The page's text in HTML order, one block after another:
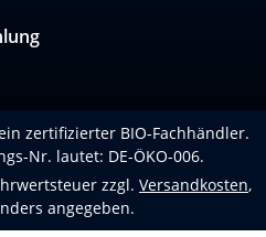
zertifizierter BIO-Fachhändler.
Nr. lautet: DE-ÖKO-006.
zzgl. Versandkosten,
angegeben.